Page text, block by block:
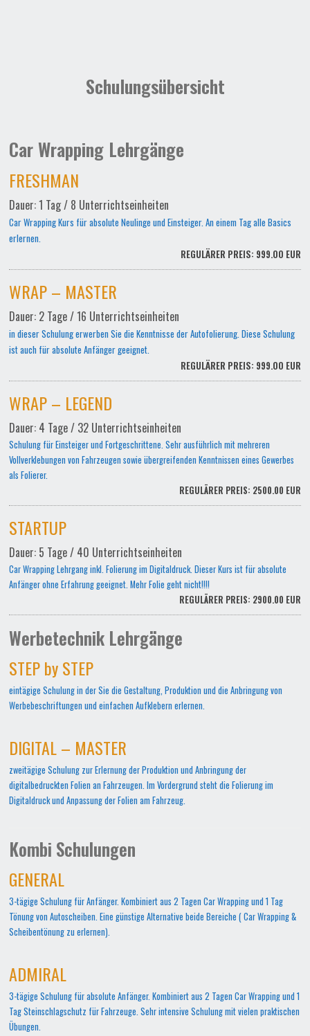
Schulungsübersicht
Car Wrapping Lehrgänge
FRESHMAN
Dauer: 1 Tag / 8 Unterrichtseinheiten
Car Wrapping Kurs für absolute Neulinge und Einsteiger. An einem Tag alle Basics
erlernen.
REGULÄRER PREIS: 999.00 EUR
WRAP – MASTER
Dauer: 2 Tage / 16 Unterrichtseinheiten
in dieser Schulung erwerben Sie die Kenntnisse der Autofolierung. Diese Schulung
ist auch für absolute Anfänger geeignet.
REGULÄRER PREIS: 999.00 EUR
WRAP – LEGEND
Dauer: 4 Tage / 32 Unterrichtseinheiten
Schulung für Einsteiger und Fortgeschrittene. Sehr ausführlich mit mehreren
Vollverklebungen von Fahrzeugen sowie übergreifenden Kenntnissen eines Gewerbes
als Folierer.
REGULÄRER PREIS: 2500.00 EUR
STARTUP
Dauer: 5 Tage / 40 Unterrichtseinheiten
Car Wrapping Lehrgang inkl. Folierung im Digitaldruck. Dieser Kurs ist für absolute
Anfänger ohne Erfahrung geeignet. Mehr Folie geht nicht!!!!
REGULÄRER PREIS: 2900.00 EUR
Werbetechnik Lehrgänge
STEP by STEP
eintägige Schulung in der Sie die Gestaltung, Produktion und die Anbringung von
Werbebeschriftungen und einfachen Aufklebern erlernen.
DIGITAL – MASTER
zweitägige Schulung zur Erlernung der Produktion und Anbringung der
digitalbedruckten Folien an Fahrzeugen. Im Vordergrund steht die Folierung im
Digitaldruck und Anpassung der Folien am Fahrzeug.
Kombi Schulungen
GENERAL
3-tägige Schulung für Anfänger. Kombiniert aus 2 Tagen Car Wrapping und 1 Tag
Tönung von Autoscheiben. Eine günstige Alternative beide Bereiche ( Car Wrapping &
Scheibentönung zu erlernen).
ADMIRAL
3-tägige Schulung für absolute Anfänger. Kombiniert aus 2 Tagen Car Wrapping und 1
Tag Steinschlagschutz für Fahrzeuge. Sehr intensive Schulung mit vielen praktischen
Übungen.